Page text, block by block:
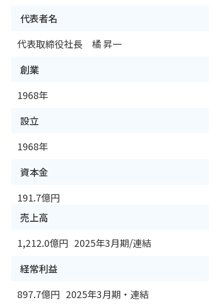
代表者名
代表取締役社長 橘 昇一
創業
1968年
設立
1968年
資本金
191.7億円
売上高
1,212.0億円 2025年3月期/連結
経常利益
897.7億円 2025年3月期・連結